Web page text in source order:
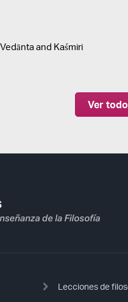
and Kaśmiri
Ver
Lecciones de